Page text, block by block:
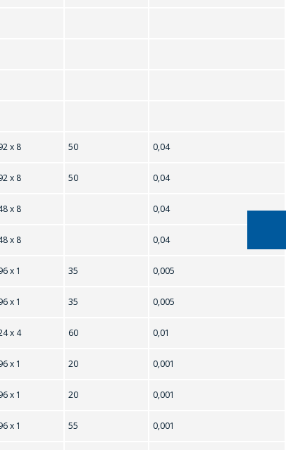
х 8 50 0,04
х 8 50 0,04
х 8 0,04
х 8 0,04
х 1 35 0,005
х 1 35 0,005
х 4 60 0,01
х 1 20 0,001
х 1 20 0,001
х 1 55 0,001